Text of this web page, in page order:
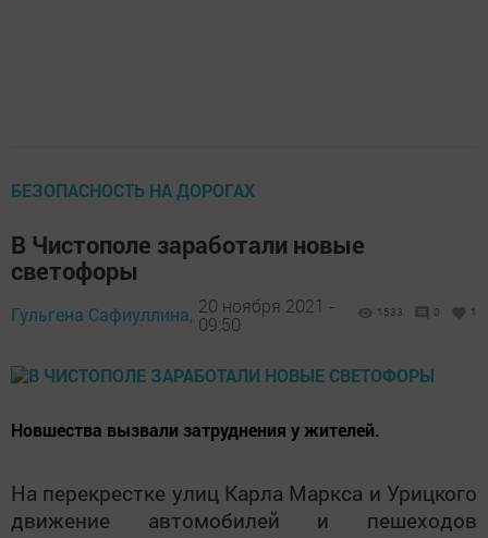
БЕЗОПАСНОСТЬ НА ДОРОГАХ
В Чистополе заработали новые
светофоры
Гульгена Сафиуллина, 20 ноября 2021 -
09:50
1533 0 1
Новшества вызвали затруднения у жителей.
На перекрестке улиц Карла Маркса и Урицкого
движение автомобилей и пешеходов